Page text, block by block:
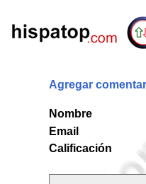
Agregar
Nombre
Email
Calificación